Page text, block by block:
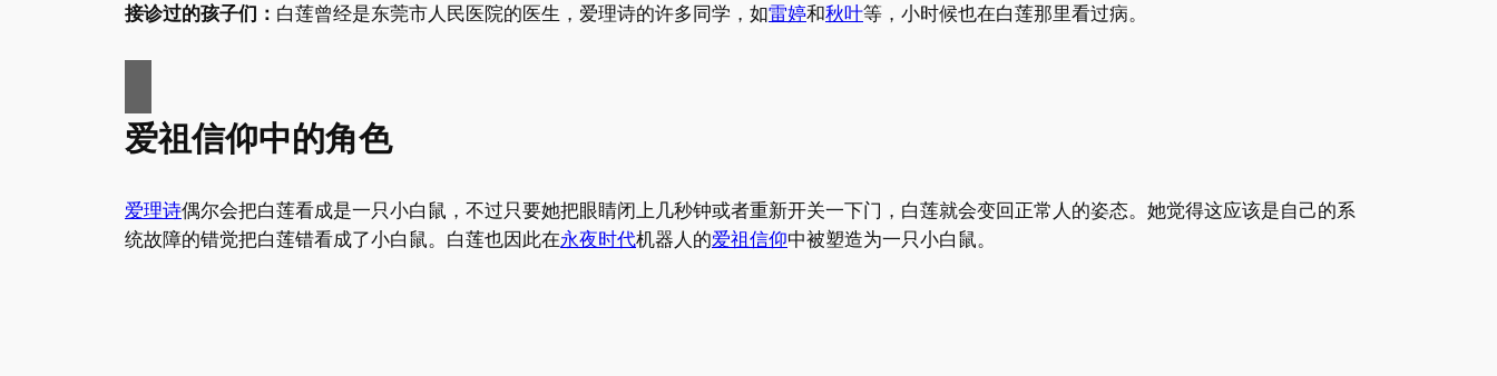
接诊过的孩子们： 白莲曾经是东莞市人民医院的医生，爱理诗的许多同学，如雷婷和秋叶等，小时候也在白莲那里看过病。
爱祖信仰中的角色
爱理诗偶尔会把白莲看成是一只小白鼠，不过只要她把眼睛闭上几秒钟或者重新开关一下门，白莲就会变回正常人的姿态。她觉得这应该是自己的系
统故障的错觉把白莲错看成了小白鼠。白莲也因此在永夜时代机器人的爱祖信仰中被塑造为一只小白鼠。